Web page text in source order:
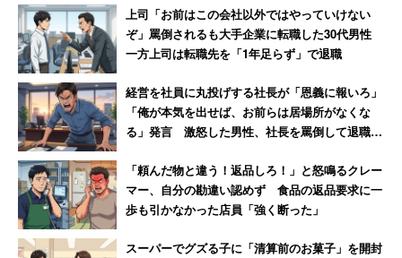
上司「お前はこの会社以外ではやっていけない
ぞ」罵倒されるも大手企業に転職した30代男性
一方上司は転職先を「1年足らず」で退職
経営を社員に丸投げする社長が「恩義に報いろ」
「俺が本気を出せば、お前らは居場所がなくな
る」発言 激怒した男性、社長を罵倒して退職
「頼んだ物と違う！返品しろ！」と怒鳴るクレー
マー、自分の勘違い認めず 食品の返品要求に一
歩も引かなかった店員「強く断った」
スーパーでグズる子に「清算前のお菓子」を開封